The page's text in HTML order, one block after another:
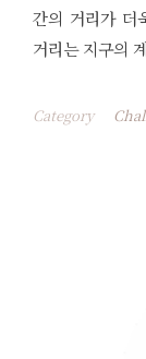
간의 거리가 더
거리는 지구의
Category